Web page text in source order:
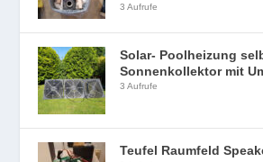
3 Aufrufe
Solar- Poolheizung
Sonnenkollektor mit
3 Aufrufe
Teufel Raumfeld